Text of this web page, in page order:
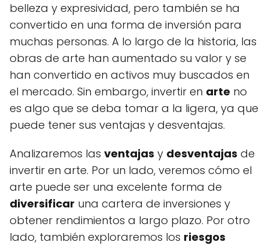
belleza y expresividad, pero también se ha
convertido en una forma de inversión para
muchas personas. A lo largo de la historia, las
obras de arte han aumentado su valor y se
han convertido en activos muy buscados en
el mercado. Sin embargo, invertir en arte no
es algo que se deba tomar a la ligera, ya que
puede tener sus ventajas y desventajas.
Analizaremos las ventajas y desventajas de
invertir en arte. Por un lado, veremos cómo el
arte puede ser una excelente forma de
diversificar una cartera de inversiones y
obtener rendimientos a largo plazo. Por otro
lado, también exploraremos los riesgos